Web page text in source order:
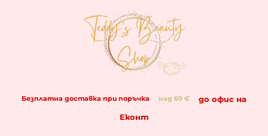
Безплатна доставка при поръчка над 69 €
до офис на
Еконт